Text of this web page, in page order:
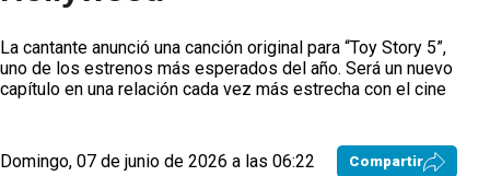
La cantante anunció una canción original para “Toy Story 5”,
uno de los estrenos más esperados del año. Será un nuevo
capítulo en una relación cada vez más estrecha con el cine
Domingo, 07 de junio de 2026 a las 06:22 Compartir